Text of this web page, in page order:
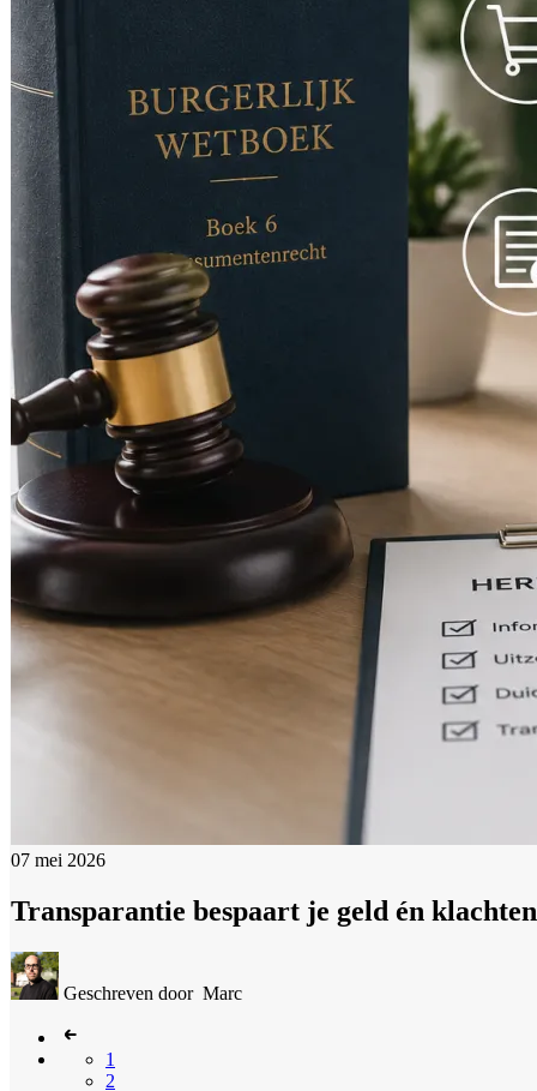
07 mei 2026
Transparantie bespaart je geld én klachten
Geschreven door Marc
1
2